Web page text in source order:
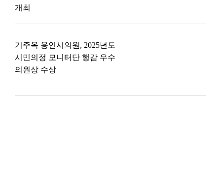
개최
기주옥 용인시의원, 2025년도
시민의정 모니터단 행감 우수
의원상 수상